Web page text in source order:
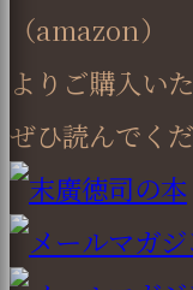
（amazon）
よりご購入い
ぜひ読んでく